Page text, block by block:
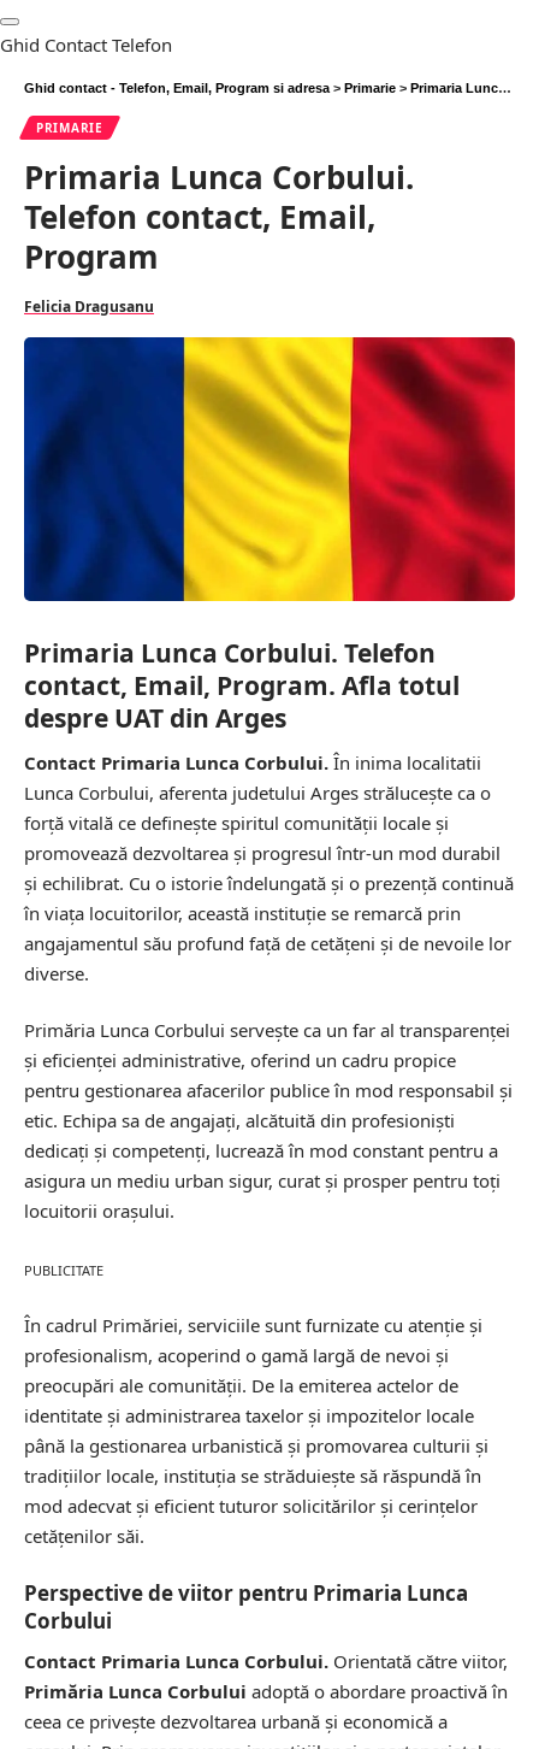
Ghid Contact Telefon
Ghid contact - Telefon, Email, Program si adresa > Primarie > Primaria Lunca Corbului. Telefon contact, Email, Program
PRIMARIE
Primaria Lunca Corbului.
Telefon contact, Email,
Program
Felicia Dragusanu
Primaria Lunca Corbului. Telefon
contact, Email, Program. Afla totul
despre UAT din Arges
Contact Primaria Lunca Corbului. În inima localitatii
Lunca Corbului, aferenta judetului Arges strălucește ca o
forță vitală ce definește spiritul comunității locale și
promovează dezvoltarea și progresul într-un mod durabil
și echilibrat. Cu o istorie îndelungată și o prezență continuă
în viața locuitorilor, această instituție se remarcă prin
angajamentul său profund față de cetățeni și de nevoile lor
diverse.
Primăria Lunca Corbului servește ca un far al transparenței
și eficienței administrative, oferind un cadru propice
pentru gestionarea afacerilor publice în mod responsabil și
etic. Echipa sa de angajați, alcătuită din profesioniști
dedicați și competenți, lucrează în mod constant pentru a
asigura un mediu urban sigur, curat și prosper pentru toți
locuitorii orașului.
PUBLICITATE
În cadrul Primăriei, serviciile sunt furnizate cu atenție și
profesionalism, acoperind o gamă largă de nevoi și
preocupări ale comunității. De la emiterea actelor de
identitate și administrarea taxelor și impozitelor locale
până la gestionarea urbanistică și promovarea culturii și
tradițiilor locale, instituția se străduiește să răspundă în
mod adecvat și eficient tuturor solicitărilor și cerințelor
cetățenilor săi.
Perspective de viitor pentru Primaria Lunca
Corbului
Contact Primaria Lunca Corbului. Orientată către viitor,
Primăria Lunca Corbului adoptă o abordare proactivă în
ceea ce privește dezvoltarea urbană și economică a